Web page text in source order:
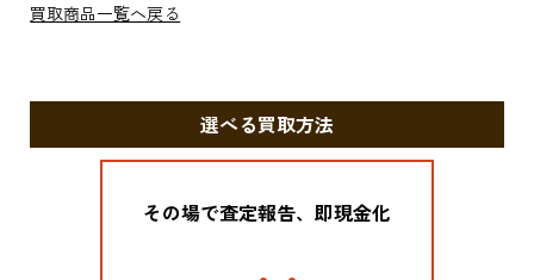
選べる買取方法
その場で査定報告、即現金化
買取商品一覧へ戻る